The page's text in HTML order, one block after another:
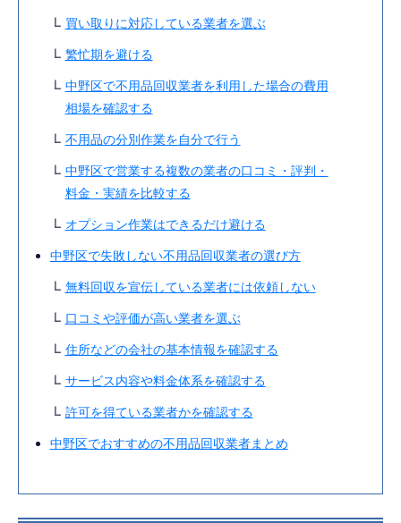
買い取りに対応している業者を選ぶ
繁忙期を避ける
中野区で不用品回収業者を利用した場合の費用
相場を確認する
不用品の分別作業を自分で行う
中野区で営業する複数の業者の口コミ・評判・
料金・実績を比較する
オプション作業はできるだけ避ける
中野区で失敗しない不用品回収業者の選び方
無料回収を宣伝している業者には依頼しない
口コミや評価が高い業者を選ぶ
住所などの会社の基本情報を確認する
サービス内容や料金体系を確認する
許可を得ている業者かを確認する
中野区でおすすめの不用品回収業者まとめ